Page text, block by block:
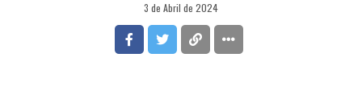
3 de Abril de 2024